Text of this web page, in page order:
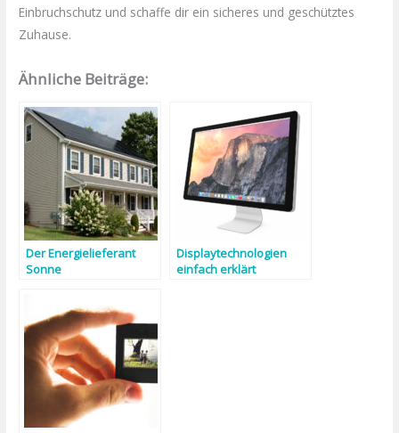
Einbruchschutz und schaffe dir ein sicheres und geschütztes
Zuhause.
Ähnliche Beiträge:
Der Energielieferant
Sonne
Displaytechnologien
einfach erklärt